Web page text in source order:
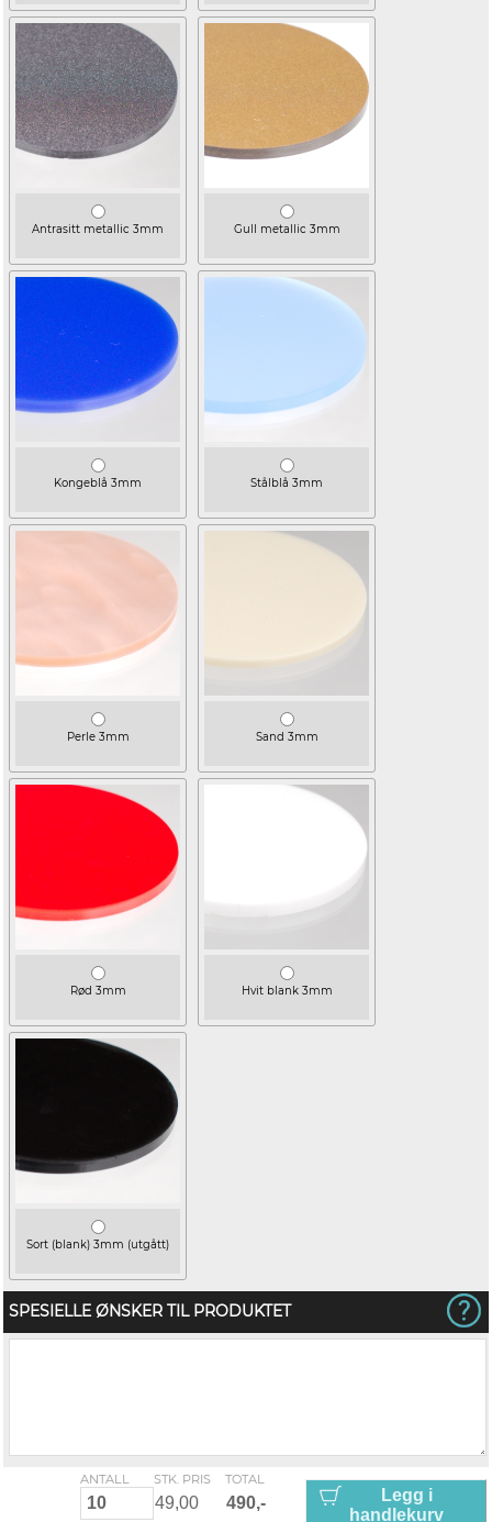
Antrasitt metallic 3mm Gull metallic 3mm
Kongeblå 3mm Stålblå 3mm
Perle 3mm Sand 3mm
Rød 3mm Hvit blank 3mm
Sort (blank) 3mm (utgått)
SPESIELLE ØNSKER TIL PRODUKTET
ANTALL STK. PRIS TOTAL
Legg i
handlekurv